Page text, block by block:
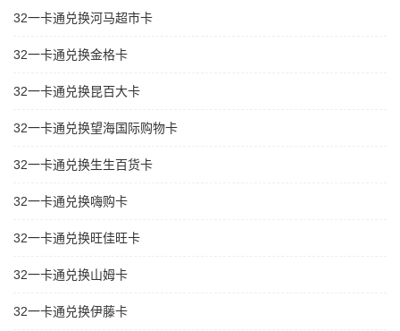
32一卡通兑换河马超市卡
32一卡通兑换金格卡
32一卡通兑换昆百大卡
32一卡通兑换望海国际购物卡
32一卡通兑换生生百货卡
32一卡通兑换嗨购卡
32一卡通兑换旺佳旺卡
32一卡通兑换山姆卡
32一卡通兑换伊藤卡